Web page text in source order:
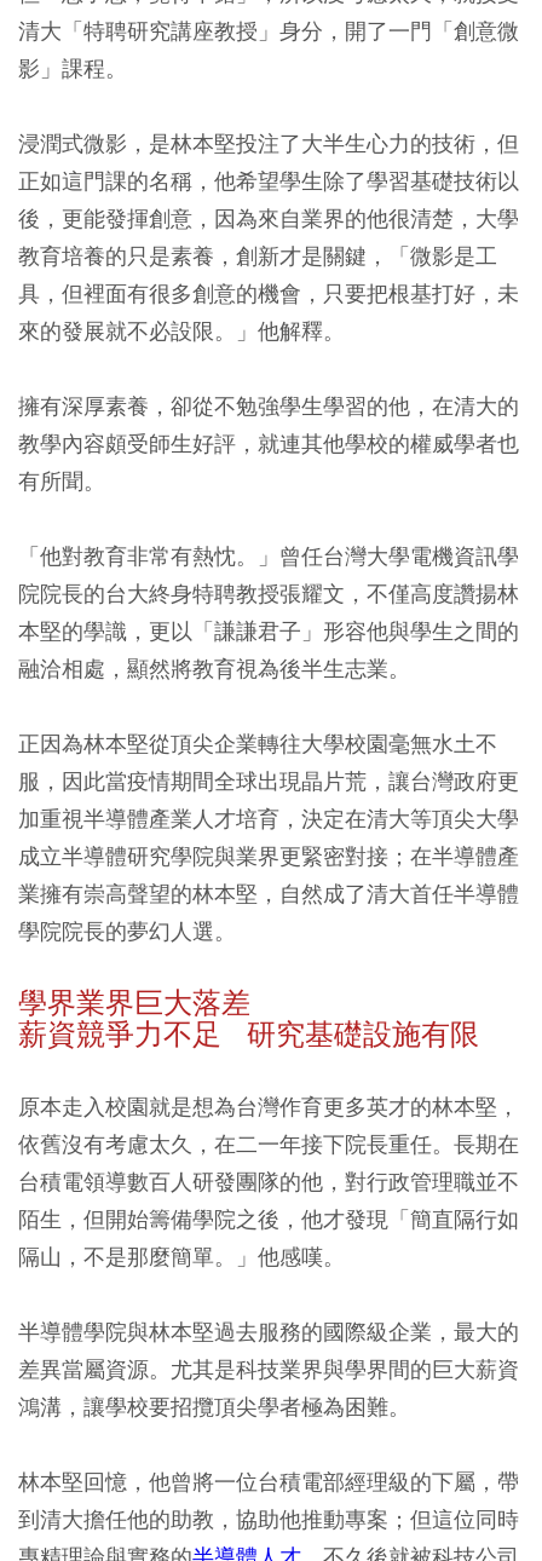
清大「特聘研究講座教授」身分，開了一門「創意微
影」課程。
浸潤式微影，是林本堅投注了大半生心力的技術，但
正如這門課的名稱，他希望學生除了學習基礎技術以
後，更能發揮創意，因為來自業界的他很清楚，大學
教育培養的只是素養，創新才是關鍵，「微影是工
具，但裡面有很多創意的機會，只要把根基打好，未
來的發展就不必設限。」他解釋。
擁有深厚素養，卻從不勉強學生學習的他，在清大的
教學內容頗受師生好評，就連其他學校的權威學者也
有所聞。
「他對教育非常有熱忱。」曾任台灣大學電機資訊學
院院長的台大終身特聘教授張耀文，不僅高度讚揚林
本堅的學識，更以「謙謙君子」形容他與學生之間的
融洽相處，顯然將教育視為後半生志業。
正因為林本堅從頂尖企業轉往大學校園毫無水土不
服，因此當疫情期間全球出現晶片荒，讓台灣政府更
加重視半導體產業人才培育，決定在清大等頂尖大學
成立半導體研究學院與業界更緊密對接；在半導體產
業擁有崇高聲望的林本堅，自然成了清大首任半導體
學院院長的夢幻人選。
學界業界巨大落差
薪資競爭力不足 研究基礎設施有限
原本走入校園就是想為台灣作育更多英才的林本堅，
依舊沒有考慮太久，在二一年接下院長重任。長期在
台積電領導數百人研發團隊的他，對行政管理職並不
陌生，但開始籌備學院之後，他才發現「簡直隔行如
隔山，不是那麼簡單。」他感嘆。
半導體學院與林本堅過去服務的國際級企業，最大的
差異當屬資源。尤其是科技業界與學界間的巨大薪資
鴻溝，讓學校要招攬頂尖學者極為困難。
林本堅回憶，他曾將一位台積電部經理級的下屬，帶
到清大擔任他的助教，協助他推動專案；但這位同時